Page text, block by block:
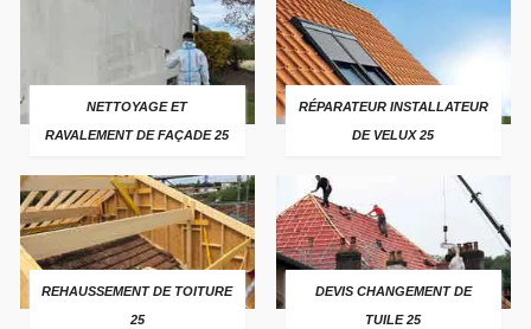
NETTOYAGE ET
RAVALEMENT DE FAÇADE 25
RÉPARATEUR INSTALLATEUR
DE VELUX 25
REHAUSSEMENT DE TOITURE
25
DEVIS CHANGEMENT DE
TUILE 25